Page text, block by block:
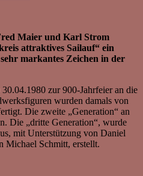
Maier und Karl Strom
attraktives Sailauf“ ein
markantes Zeichen in der
zur 900-Jahrfeier an die
wurden damals von
Die zweite „Generation“ an
Die „dritte Generation“, wurde
mit Unterstützung von Daniel
Michael Schmitt, erstellt.